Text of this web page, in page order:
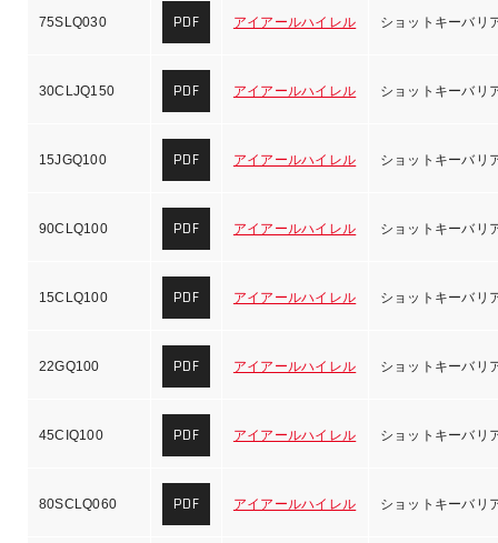
75SLQ030 PDF アイアールハイレル ショットキーバリ
30CLJQ150 PDF アイアールハイレル ショットキーバリ
15JGQ100 PDF アイアールハイレル ショットキーバリ
90CLQ100 PDF アイアールハイレル ショットキーバリ
15CLQ100 PDF アイアールハイレル ショットキーバリ
22GQ100 PDF アイアールハイレル ショットキーバリ
45CIQ100 PDF アイアールハイレル ショットキーバリ
80SCLQ060 PDF アイアールハイレル ショットキーバリ